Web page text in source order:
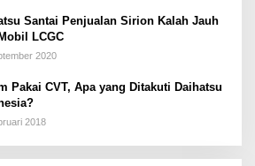
Santai Penjualan Sirion Kalah Jauh
LCGC
2020
Pakai CVT, Apa yang Ditakuti Daihatsu
2018